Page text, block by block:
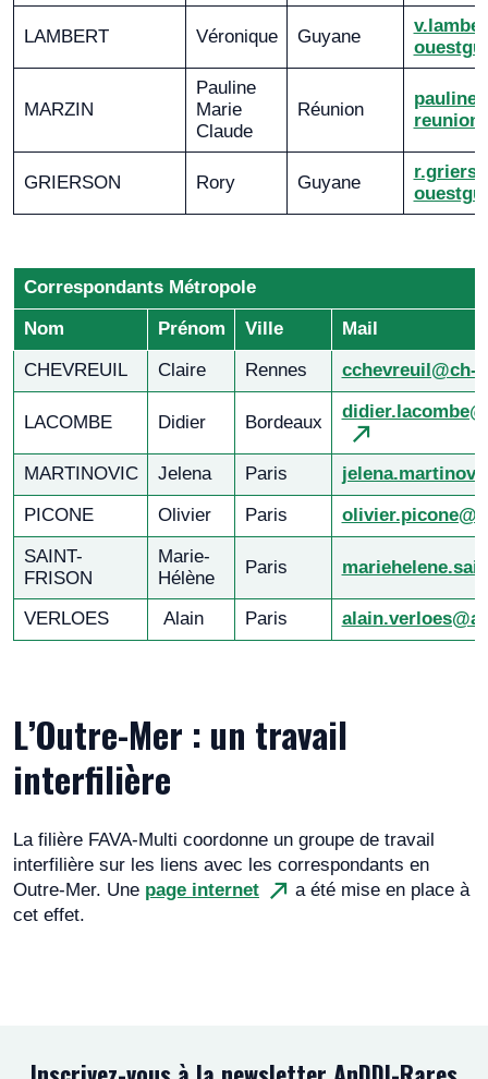
LAMBERT Véronique Guyane
MARZIN
Pauline
Marie
Claude
Réunion
GRIERSON Rory Guyane
Correspondants Métropole
Nom
Prénom Ville
Mail
CHEVREUIL
Claire Rennes cchevreuil@ch-
LACOMBE Didier Bordeaux
MARTINOVIC Jelena Paris
PICONE
Olivier Paris
SAINT-
FRISON
Marie-
Hélène
Paris
VERLOES Alain Paris
L’Outre-Mer : un travail
interfilière
La filière FAVA-Multi coordonne un groupe de travail
interfilière sur les liens avec les correspondants en
Outre-Mer. Une page internet
a été mise en place à
cet effet.